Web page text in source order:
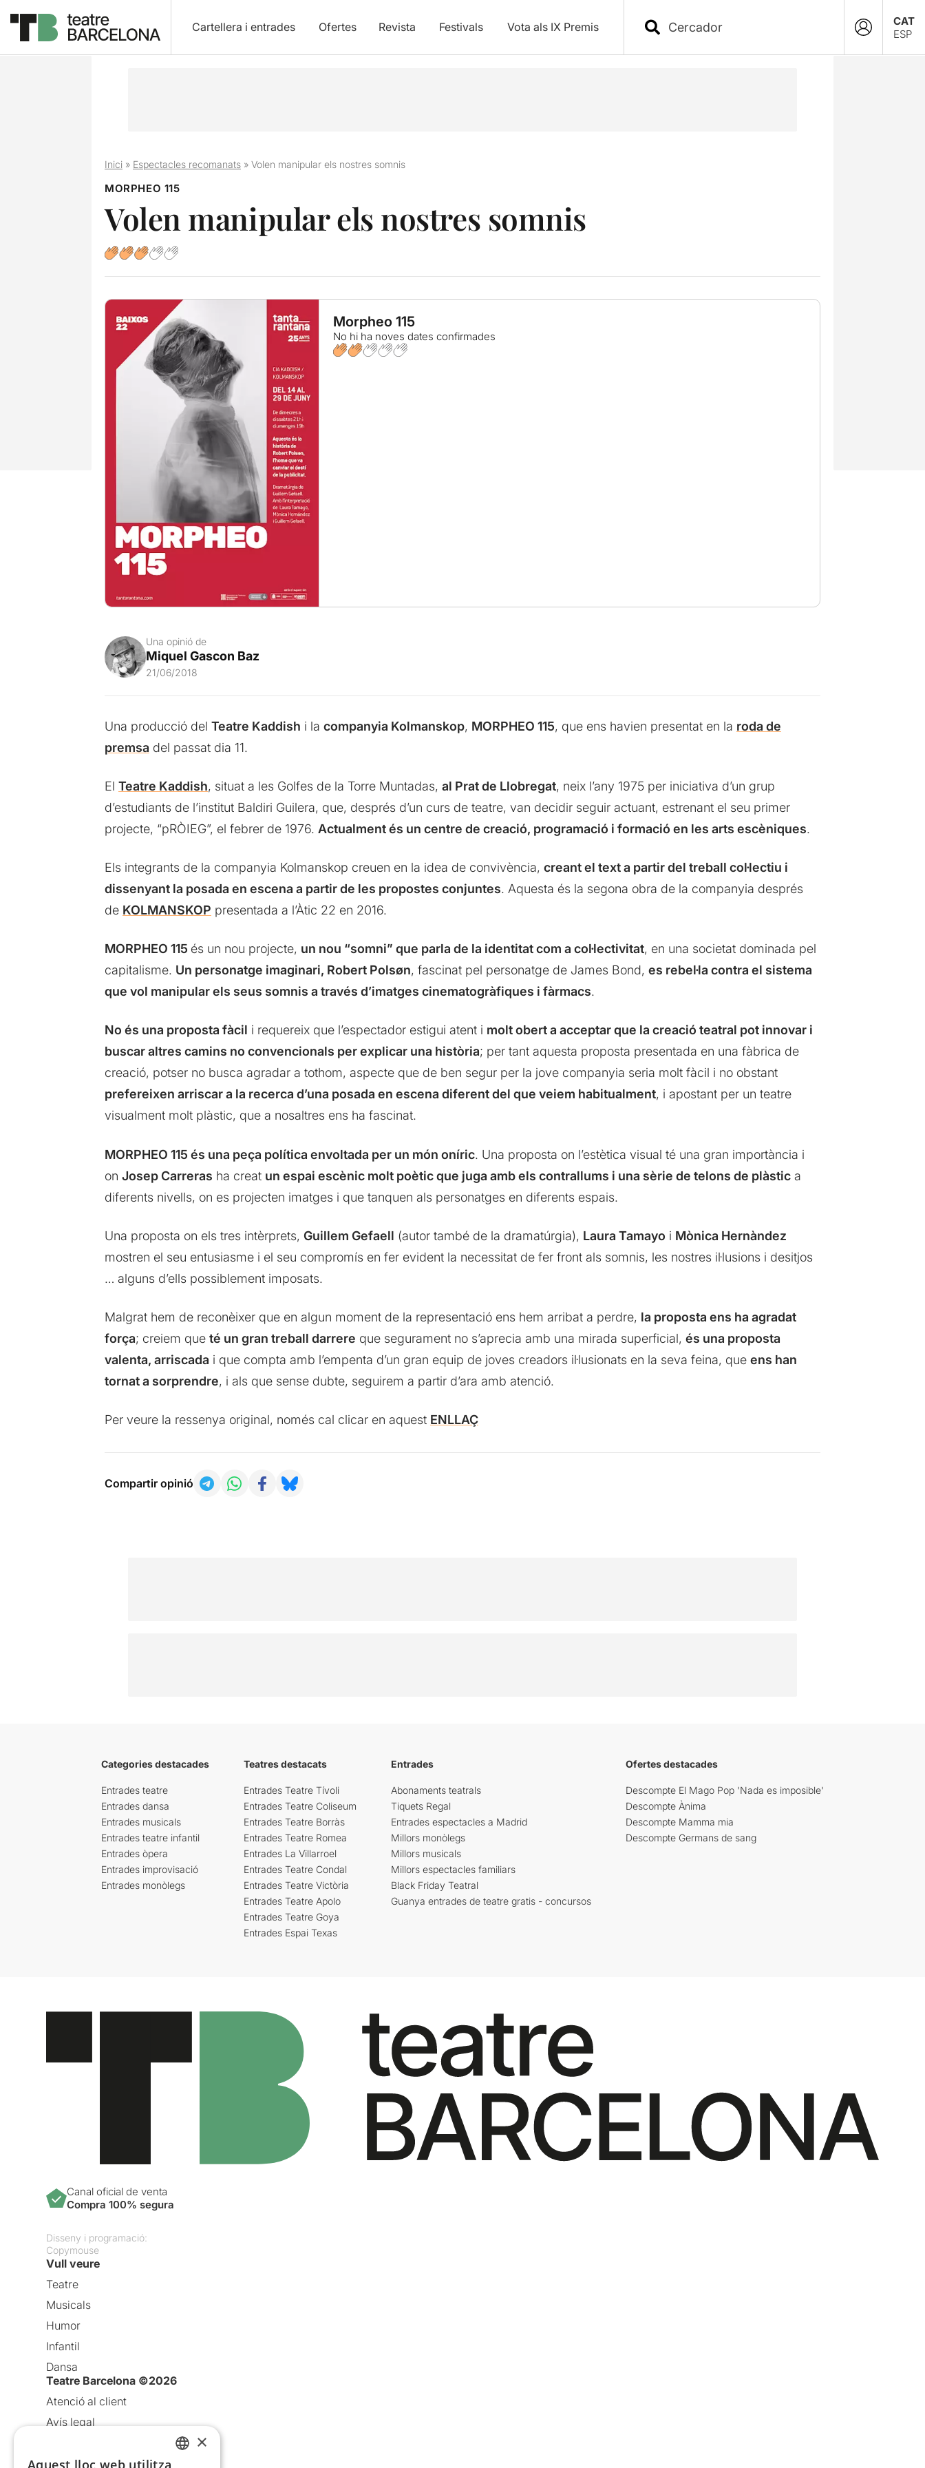
Cartellera i entrades Ofertes Revista Festivals Vota als IX Premis
CAT
ESP
Inici» Espectacles recomanats» Volen manipular els nostres somnis
MORPHEO 115
Volen manipular els nostres somnis
Morpheo 115
No hi ha noves dates confirmades
Una opinió de
Miquel Gascon Baz
21/06/2018
Una producció del Teatre Kaddish i la companyia Kolmanskop, MORPHEO 115, que ens havien presentat en la roda de
premsa del passat dia 11.
El Teatre Kaddish, situat a les Golfes de la Torre Muntadas, al Prat de Llobregat, neix l’any 1975 per iniciativa d’un grup
d’estudiants de l’institut Baldiri Guilera, que, després d’un curs de teatre, van decidir seguir actuant, estrenant el seu primer
projecte, “pRÒIEG”, el febrer de 1976. Actualment és un centre de creació, programació i formació en les arts escèniques.
Els integrants de la companyia Kolmanskop creuen en la idea de convivència, creant el text a partir del treball col·lectiu i
dissenyant la posada en escena a partir de les propostes conjuntes. Aquesta és la segona obra de la companyia després
de KOLMANSKOP presentada a l’Àtic 22 en 2016.
MORPHEO 115 és un nou projecte, un nou “somni” que parla de la identitat com a col·lectivitat, en una societat dominada pel
capitalisme. Un personatge imaginari, Robert Polsøn, fascinat pel personatge de James Bond, es rebel·la contra el sistema
que vol manipular els seus somnis a través d’imatges cinematogràfiques i fàrmacs.
No és una proposta fàcil i requereix que l’espectador estigui atent i molt obert a acceptar que la creació teatral pot innovar i
buscar altres camins no convencionals per explicar una història; per tant aquesta proposta presentada en una fàbrica de
creació, potser no busca agradar a tothom, aspecte que de ben segur per la jove companyia seria molt fàcil i no obstant
prefereixen arriscar a la recerca d’una posada en escena diferent del que veiem habitualment, i apostant per un teatre
visualment molt plàstic, que a nosaltres ens ha fascinat.
MORPHEO 115 és una peça política envoltada per un món oníric. Una proposta on l’estètica visual té una gran importància i
on Josep Carreras ha creat un espai escènic molt poètic que juga amb els contrallums i una sèrie de telons de plàstica
diferents nivells, on es projecten imatges i que tanquen als personatges en diferents espais.
Una proposta on els tres intèrprets, Guillem Gefaell (autor també de la dramatúrgia), Laura Tamayo i Mònica Hernàndez
mostren el seu entusiasme i el seu compromís en fer evident la necessitat de fer front als somnis, les nostres il·lusions i desitjos
… alguns d’ells possiblement imposats.
Malgrat hem de reconèixer que en algun moment de la representació ens hem arribat a perdre, la proposta ens ha agradat
força; creiem que té un gran treball darrere que segurament no s’aprecia amb una mirada superficial, és una proposta
valenta, arriscada i que compta amb l’empenta d’un gran equip de joves creadors il·lusionats en la seva feina, que ens han
tornat a sorprendre, i als que sense dubte, seguirem a partir d’ara amb atenció.
Per veure la ressenya original, només cal clicar en aquest ENLLAÇ
Compartir opinió
Categories destacades
Entrades teatre
Entrades dansa
Entrades musicals
Entrades teatre infantil
Entrades òpera
Entrades improvisació
Entrades monòlegs
Teatres destacats
Entrades Teatre Tívoli
Entrades Teatre Coliseum
Entrades Teatre Borràs
Entrades Teatre Romea
Entrades La Villarroel
Entrades Teatre Condal
Entrades Teatre Victòria
Entrades Teatre Apolo
Entrades Teatre Goya
Entrades Espai Texas
Entrades
Abonaments teatrals
Tiquets Regal
Entrades espectacles a Madrid
Millors monòlegs
Millors musicals
Millors espectacles familiars
Black Friday Teatral
Guanya entrades de teatre gratis - concursos
Ofertes destacades
Descompte El Mago Pop 'Nada es imposible'
Descompte Ànima
Descompte Mamma mia
Descompte Germans de sang
Canal oficial de venta
Compra 100% segura
Disseny i programació:
Copymouse
Vull veure
Teatre
Musicals
Humor
Infantil
Dansa
Teatre Barcelona ©2026
Atenció al client
Avís legal
Política de cookies
×
Aquest lloc web utilitza